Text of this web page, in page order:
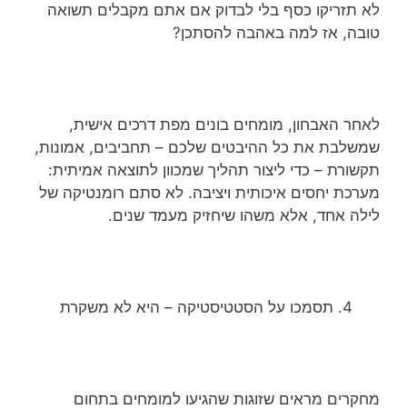
לא תזריקו כסף בלי לבדוק אם אתם מקבלים תשואה
טובה, אז למה באהבה להסתכן?
לאחר האבחון, מומחים בונים מפת דרכים אישית,
שמשלבת את כל ההיבטים שלכם – תחביבים, אמונות,
תקשורת – כדי ליצור תהליך שמכוון לתוצאה אמיתית:
מערכת יחסים איכותית ויציבה. לא סתם רומנטיקה של
לילה אחד, אלא משהו שיחזיק מעמד שנים.
תסמכו על הסטטיסטיקה – היא לא משקרת
מחקרים מראים שזוגות שהגיעו למומחים בתחום